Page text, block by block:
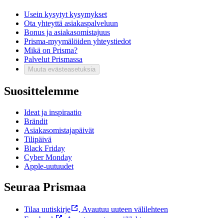
Usein kysytyt kysymykset
Ota yhteyttä asiakaspalveluun
Bonus ja asiakasomistajuus
Prisma-myymälöiden yhteystiedot
Mikä on Prisma?
Palvelut Prismassa
Muuta evästeasetuksia
Suosittelemme
Ideat ja inspiraatio
Brändit
Asiakasomistajapäivät
Tilipäivä
Black Friday
Cyber Monday
Apple-uutuudet
Seuraa Prismaa
Tilaa uutiskirje , Avautuu uuteen välilehteen